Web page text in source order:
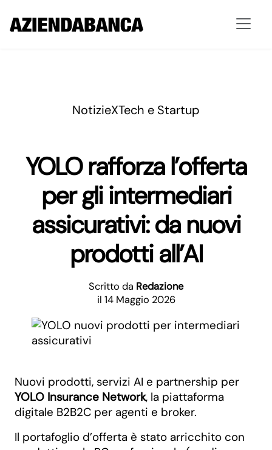
NotizieXTech e Startup
YOLO rafforza l’offerta
per gli intermediari
assicurativi: da nuovi
prodotti all’AI
Scritto da Redazione
il 14 Maggio 2026
Nuovi prodotti, servizi AI e partnership per
YOLO Insurance Network, la piattaforma
digitale B2B2C per agenti e broker.
Il portafoglio d’offerta è stato arricchito con